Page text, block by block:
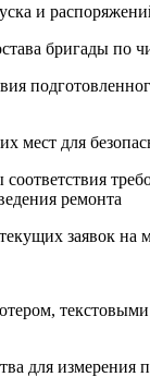
и
бригады по
мест для
ремонта
заявок
для измерения